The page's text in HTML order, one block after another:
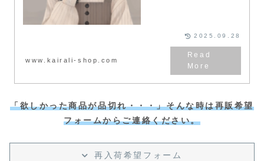
www.kairali-shop.com
2025.09.28
「欲しかった商品が品切れ・・・」そんな時は再販希望
フォームからご連絡ください。
再入荷希望フォーム